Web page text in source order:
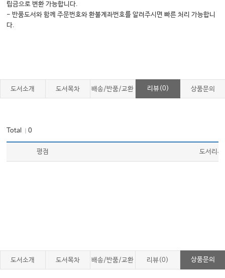
립금으로 변환 가능합니다.
- 반품도서와 함께 주문번호와 환불계좌번호를 알려주시면 빠른 처리 가능합니
다.
도서소개 도서목차 배송/반품/교환 리뷰(0) 상품문의
Total ｜0
평점 도서리뷰
도서소개 도서목차 배송/반품/교환 리뷰(0) 상품문의